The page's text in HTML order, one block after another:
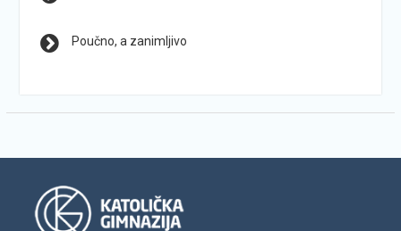
Poučno, a zanimljivo